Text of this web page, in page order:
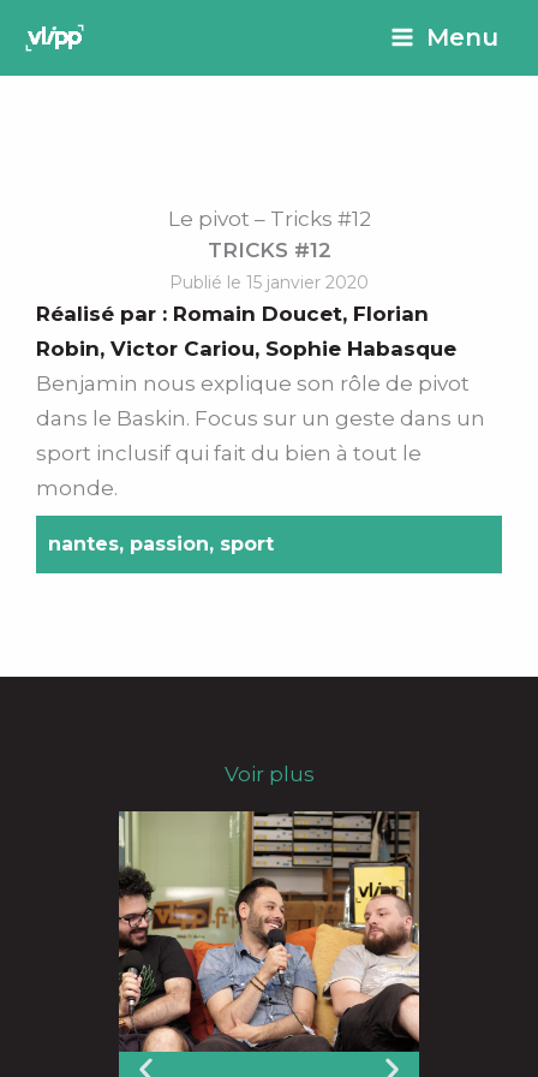
principal
Menu
Le pivot – Tricks #12
TRICKS #12
Publié le 15 janvier 2020
Réalisé par : Romain Doucet, Florian
Robin, Victor Cariou, Sophie Habasque
Benjamin nous explique son rôle de pivot
dans le Baskin. Focus sur un geste dans un
sport inclusif qui fait du bien à tout le
monde.
nantes, passion, sport
Voir plus